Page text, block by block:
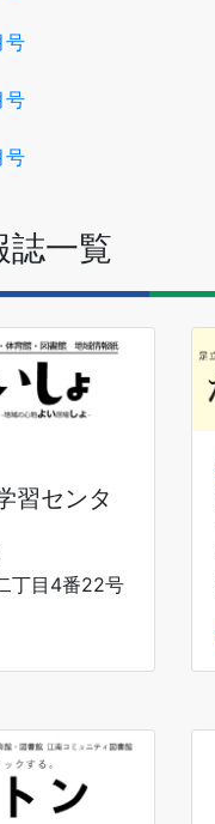
号
号
号
誌一覧
習センタ
丁目4番22号